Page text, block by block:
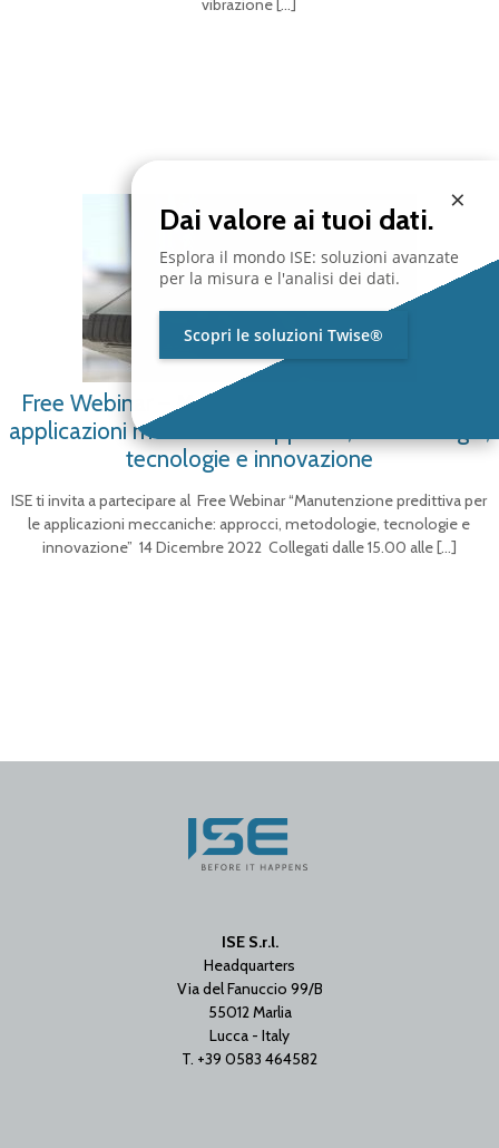
vibrazione […]
Free Webinar – Manutenzione predittiva per le
applicazioni meccaniche: approcci, metodologie,
tecnologie e innovazione
ISE ti invita a partecipare al Free Webinar “Manutenzione predittiva per
le applicazioni meccaniche: approcci, metodologie, tecnologie e
innovazione” 14 Dicembre 2022 Collegati dalle 15.00 alle[…]
ISE S.r.l.
Headquarters
Via del Fanuccio 99/B
55012 Marlia
Lucca - Italy
T. +39 0583 464582
×
Dai valore ai tuoi dati.
Esplora il mondo ISE: soluzioni avanzate
per la misura e l'analisi dei dati.
Scopri le soluzioni Twise®